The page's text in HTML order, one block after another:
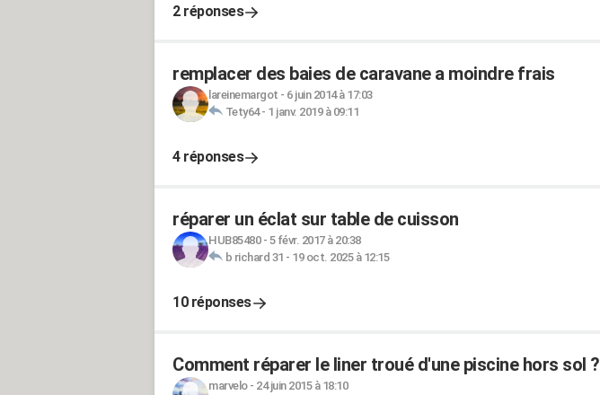
2 réponses
remplacer des baies de caravane a moindre frais
lareinemargot - 6 juin 2014 à 17:03
Tety64- 1 janv. 2019 à 09:11
4 réponses
réparer un éclat sur table de cuisson
HUB85480- 5 févr. 2017 à 20:38
b richard 31 - 19 oct. 2025 à 12:15
10 réponses
Comment réparer le liner troué d'une piscine hors sol ?
marvelo- 24 juin 2015 à 18:10